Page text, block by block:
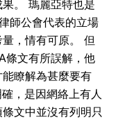
。 瑪麗亞特也是
師公會代表的立場
，情有可原。 但
條文有所誤解，他
瞭解為甚麼要有
，是因網絡上有人
文中並沒有列明只